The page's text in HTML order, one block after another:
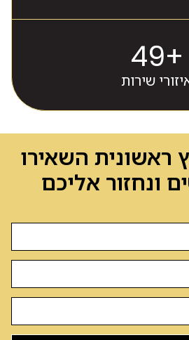
+
50
שירות
ראשונית השאירו
ונחזור אליכם